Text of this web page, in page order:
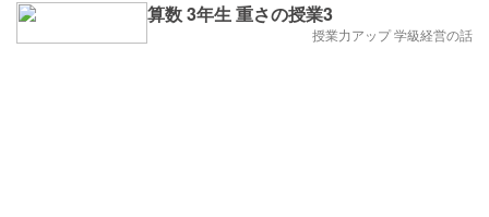
算数 3年生 重さの授業3
授業力アップ 学級経営の話